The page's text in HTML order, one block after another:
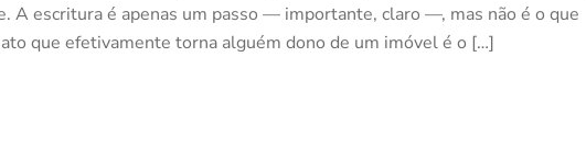
A escritura é apenas um passo — importante, claro —, mas não é o que
que efetivamente torna alguém dono de um imóvel é o […]